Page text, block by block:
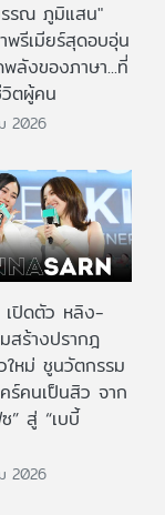
รณ ภูมิแสน"
พรีเมียร์สุดอบอุ่น
ลังของภาษา...ที่
ตผู้คน
2026
เปิดตัว หลิง-
สร้างปรากฎ
หม่ ชูนวัตกรรม
คนเป็นสิว จาก
” สู่ “เบบี้
2026